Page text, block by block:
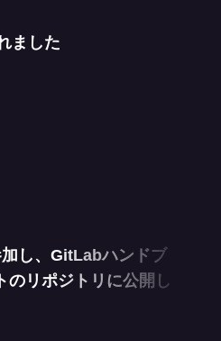
ました
し、GitLabハンドブ
のリポジトリに公開し